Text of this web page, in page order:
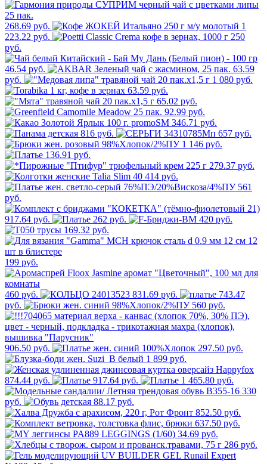
268.69 руб.
1
223.22 руб.
250
руб.
46.54 руб.
63.59
руб.
1 080 руб.
63.59 руб.
65.02 руб.
92.99 руб.
346.71 руб.
816 руб.
657 руб.
1 146 руб.
136.91 руб.
279.37 руб.
414 руб.
561
руб.
917.64 руб. 262 руб.
420 руб.
169.32 руб.
199 руб.
460 руб. 831.69 руб.
743.47
руб.
560 руб.
906.50 руб.
297.50 руб.
1 899 руб.
874.44 руб. 917.64 руб.
1 465.80 руб.
330
руб.
88.17 руб.
852.50 руб.
637.50 руб.
34.69 руб.
286 руб.